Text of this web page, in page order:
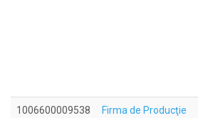
1006600009538
Firma de Producţie